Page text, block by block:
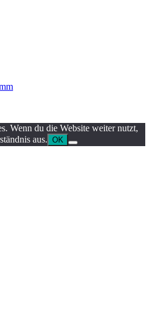
Wenn du die Website weiter nutzt,
aus. OK